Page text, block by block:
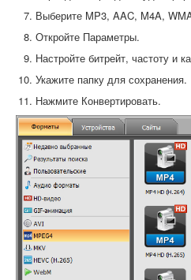
Выберите MP3, AAC, M4A,
Откройте Параметры.
Настройте битрейт, частоту и
Укажите папку для сохранения.
Нажмите Конвертировать.